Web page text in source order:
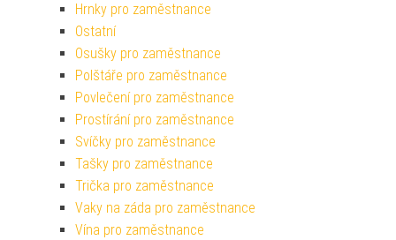
Hrnky pro zaměstnance
Ostatní
Osušky pro zaměstnance
Polštáře pro zaměstnance
Povlečení pro zaměstnance
Prostírání pro zaměstnance
Svíčky pro zaměstnance
Tašky pro zaměstnance
Trička pro zaměstnance
Vaky na záda pro zaměstnance
Vína pro zaměstnance